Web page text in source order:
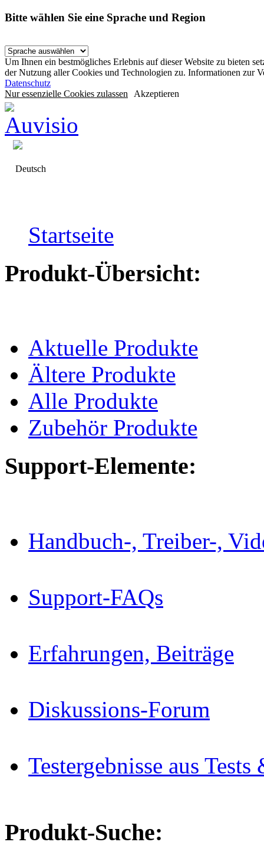
Bitte wählen Sie eine Sprache und Region
Um Ihnen ein bestmögliches Erlebnis auf dieser Website zu bieten
der Nutzung aller Cookies und Technologien zu. Informationen zur
Datenschutz
Nur essenzielle Cookies zulassen Akzeptieren
Deutsch
Startseite
Produkt-Übersicht:
Aktuelle Produkte
Ältere Produkte
Alle Produkte
Zubehör Produkte
Support-Elemente:
Handbuch-, Treiber-,
Support-FAQs
Erfahrungen, Beiträge
Diskussions-Forum
Testergebnisse aus
Produkt-Suche: